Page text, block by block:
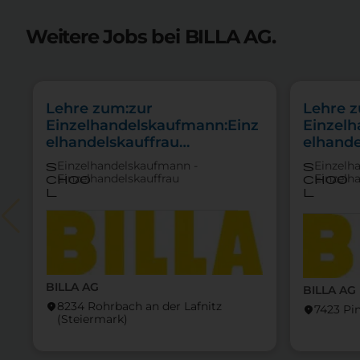
Weitere Jobs bei BILLA AG.
BILLA AG
location_on8234 Rohrbach an der Lafnitz
(Steier­mark)
Lehre zum:zur
Einzelhandelskaufmann:Einz
elhandelskauffrau
Schwerpunkt
Feinkostfachverkauf
s
choo
l
Einzelhandelskaufmann -
Einzelhandelskauffrau
BILLA AG
location_on7423
Lehre
s
choo
l